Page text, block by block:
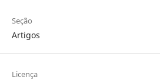
Seção
Artigos
Licença